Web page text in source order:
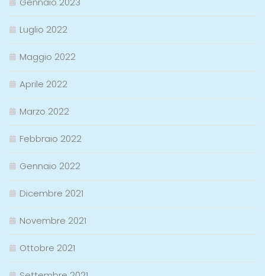
Luglio 2022
Maggio 2022
Aprile 2022
Marzo 2022
Febbraio 2022
Gennaio 2022
Dicembre 2021
Novembre 2021
Ottobre 2021